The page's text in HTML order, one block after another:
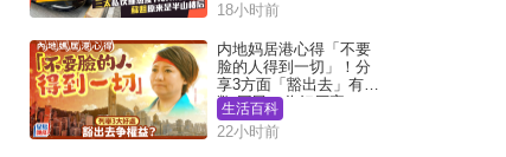
18小时前
内地妈居港心得「不要
脸的人得到一切」！分
享3方面「豁出去」有著
数 网民：你好厉害
生活百科
22小时前